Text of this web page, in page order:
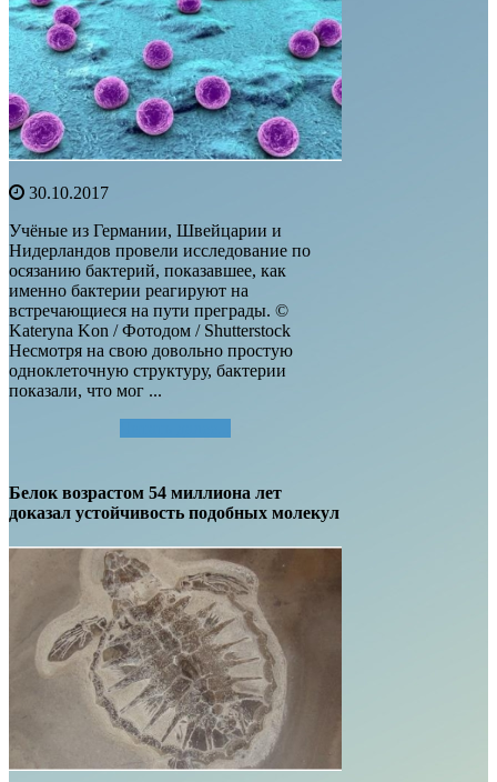
30.10.2017
Учёные из Германии, Швейцарии и
Нидерландов провели исследование по
осязанию бактерий, показавшее, как
именно бактерии реагируют на
встречающиеся на пути преграды. ©
Kateryna Kon / Фотодом / Shutterstock
Несмотря на свою довольно простую
одноклеточную структуру, бактерии
показали, что мог ...
Белок возрастом 54 миллиона лет
доказал устойчивость подобных молекул